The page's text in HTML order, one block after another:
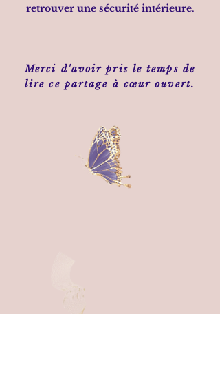
retrouver une sécurité intérieure.
Merci d'avoir pris le temps de
lire ce partage à cœur ouvert.